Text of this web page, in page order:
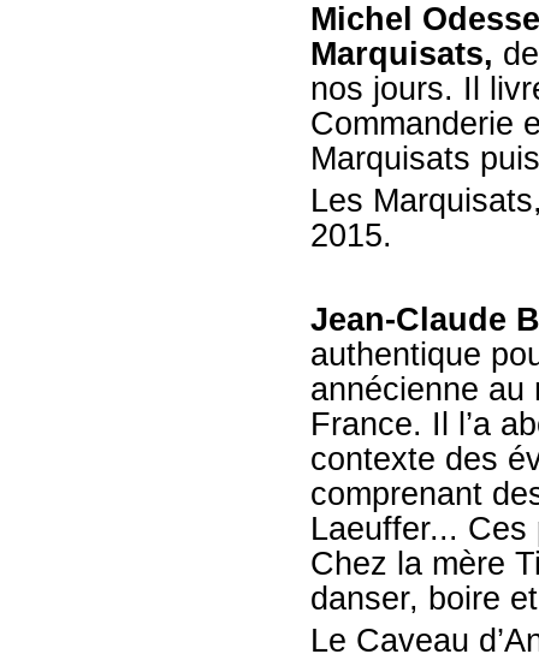
Michel
Marquisats,
nos jours. Il
Commanderie
Marquisats
Les
2015.
Jean-Claude
authentique
annécienne au
France. Il l’a
contexte des
comprenant
Laeuffer...
Chez la mère
danser, boire
Le Caveau